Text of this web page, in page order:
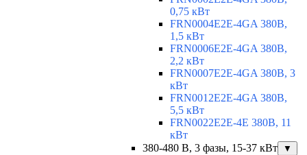
0,75 кВт
FRN0004E2E-4GA 380В,
1,5 кВт
FRN0006E2E-4GA 380В,
2,2 кВт
FRN0007E2E-4GA 380В, 3
кВт
FRN0012E2E-4GA 380В,
5,5 кВт
FRN0022E2E-4E 380В, 11
кВт
380-480 В, 3 фазы, 15-37 кВт
▼